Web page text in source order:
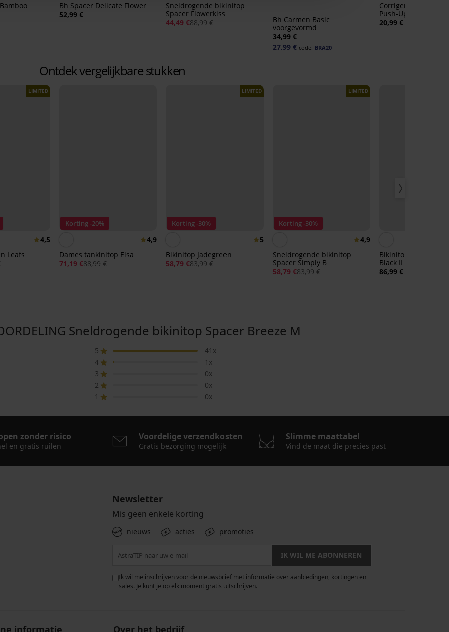
Bh Spacer Delicate Flower
52,99 €
Sneldrogende bikinitop
Spacer Flowerkiss
44,49 €88,99 €
Bh Carmen Basic
voorgevormd
34,99 €
27,99 € code: BRA20
Corrigerende slip
Push-Up met hoge
20,99 €
Ontdek vergelijkbare stukken
LIMITED
4,5
Leafs
Korting -20%
4,9
Dames tankinitop Elsa
71,19 €88,99 €
Korting -30%
LIMITED
5
Bikinitop Jadegreen
58,79 €83,99 €
Korting -30%
LIMITED
4,9
Sneldrogende bikinitop
Spacer Simply B
58,79 €83,99 €
Bikinitop Borneo
Black II
86,99 €
Sneldrogende bikinitop Spacer Breeze M
5
41x
4
1x
3
0x
2
0x
1
0x
zonder risico
en gratis ruilen
Voordelige verzendkosten
Gratis bezorging mogelijk
Slimme maattabel
Vind de maat die precies past
Newsletter
Mis geen enkele korting
nieuws acties promoties
IK WIL ME ABONNEREN
Ik wil me inschrijven voor de nieuwsbrief met informatie over aanbiedingen, kortingen en
sales. Je kunt je op elk moment gratis uitschrijven.
informatie Over het bedrijf